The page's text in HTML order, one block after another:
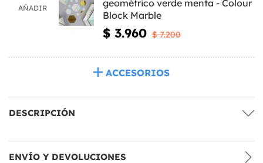
AÑADIR
geométrico verde menta - Colour
Block Marble
$ 3.960 $ 7.200
ACCESORIOS
DESCRIPCIÓN
ENVÍO Y DEVOLUCIONES